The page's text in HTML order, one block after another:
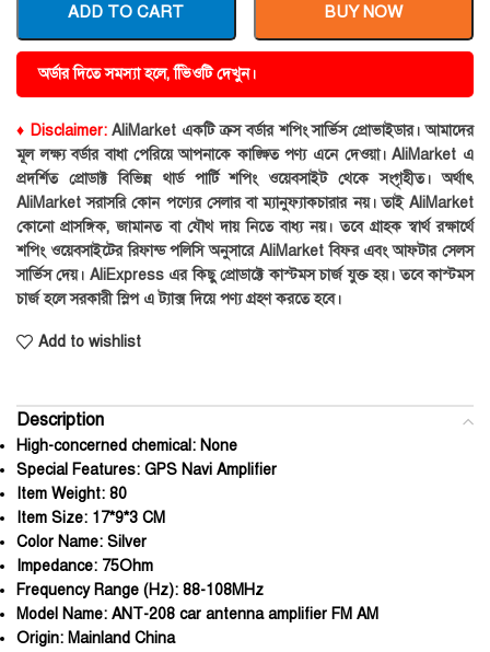
ADD TO CART BUY NOW
অর্ডার দিতে সমস্যা হলে, ভিিওটি দেখুন।
♦ Disclaimer:AliMarket একটি ক্রস বর্ডার শপিং সার্ভিস প্রোভাইডার। আমাদের
মূল লক্ষ্য বর্ডার বাধা পেরিয়ে আপনাকে কাঙ্ক্ষিত পণ্য এনে দেওয়া। AliMarket এ
প্রদর্শিত প্রোডাক্ট বিভিন্ন থার্ড পার্টি শপিং ওয়েবসাইট থেকে সংগৃহীত। অর্থাৎ
AliMarket সরাসরি কোন পণ্যের সেলার বা ম্যানুফ্যাকচারার নয়। তাই AliMarket
কোনো প্রাসঙ্গিক, জামানত বা যৌথ দায় নিতে বাধ্য নয়। তবে গ্রাহক স্বার্থ রক্ষার্থে
শপিং ওয়েবসাইটের রিফান্ড পলিসি অনুসারে AliMarket বিফর এবং আফটার সেলস
সার্ভিস দেয়। AliExpress এর কিছু প্রোডাক্টে কাস্টমস চার্জ যুক্ত হয়। তবে কাস্টমস
চার্জ হলে সরকারী স্লিপ এ ট্যাক্স দিয়ে পণ্য গ্রহণ করতে হবে।
Add to wishlist
Description
High-concerned chemical: None
Special Features: GPS Navi Amplifier
Item Weight: 80
Item Size: 17*9*3 CM
Color Name: Silver
Impedance: 75Ohm
Frequency Range (Hz): 88-108MHz
Model Name: ANT-208 car antenna amplifier FM AM
Origin: Mainland China